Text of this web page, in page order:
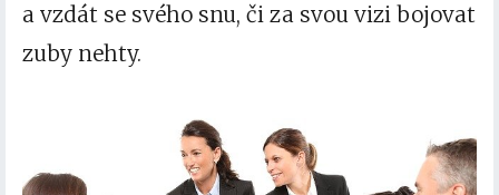
a vzdát se svého snu, či za svou vizi bojovat
zuby nehty.